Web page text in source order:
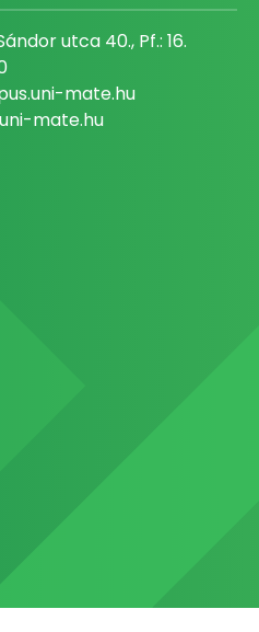
utca 40., Pf.: 16.
mate.hu
mate.hu